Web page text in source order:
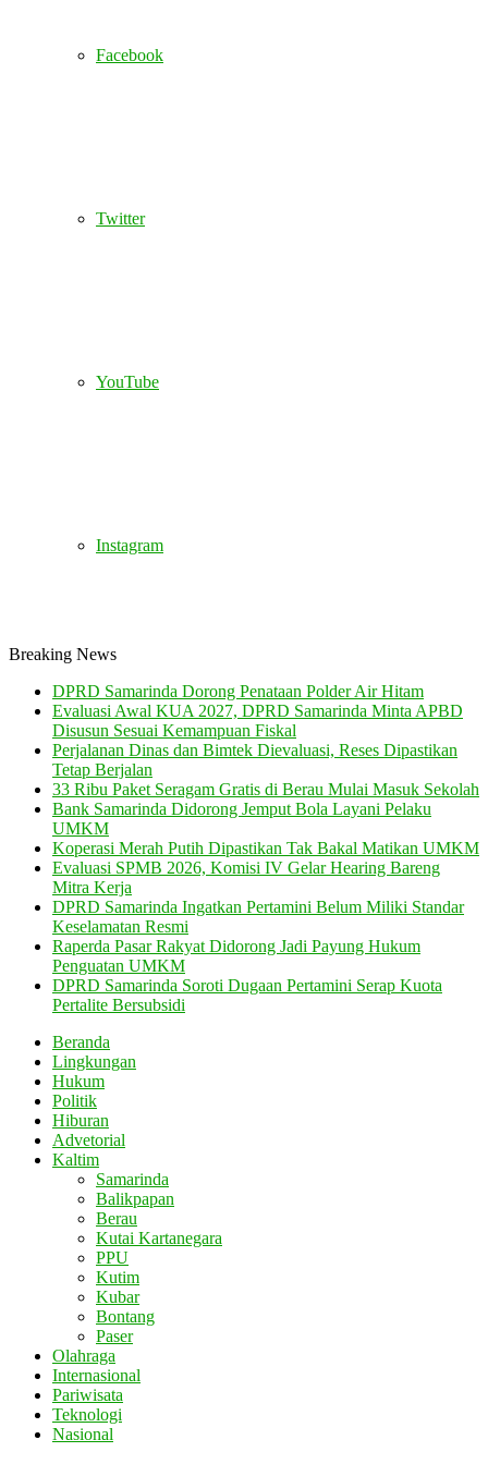
Facebook
Twitter
YouTube
Instagram
Breaking News
DPRD Samarinda Dorong Penataan Polder Air Hitam
Evaluasi Awal KUA 2027, DPRD Samarinda Minta APBD
Disusun Sesuai Kemampuan Fiskal
Perjalanan Dinas dan Bimtek Dievaluasi, Reses Dipastikan
Tetap Berjalan
33 Ribu Paket Seragam Gratis di Berau Mulai Masuk Sekolah
Bank Samarinda Didorong Jemput Bola Layani Pelaku
UMKM
Koperasi Merah Putih Dipastikan Tak Bakal Matikan UMKM
Evaluasi SPMB 2026, Komisi IV Gelar Hearing Bareng
Mitra Kerja
DPRD Samarinda Ingatkan Pertamini Belum Miliki Standar
Keselamatan Resmi
Raperda Pasar Rakyat Didorong Jadi Payung Hukum
Penguatan UMKM
DPRD Samarinda Soroti Dugaan Pertamini Serap Kuota
Pertalite Bersubsidi
Beranda
Lingkungan
Hukum
Politik
Hiburan
Advetorial
Kaltim
Samarinda
Balikpapan
Berau
Kutai Kartanegara
PPU
Kutim
Kubar
Bontang
Paser
Olahraga
Internasional
Pariwisata
Teknologi
Nasional